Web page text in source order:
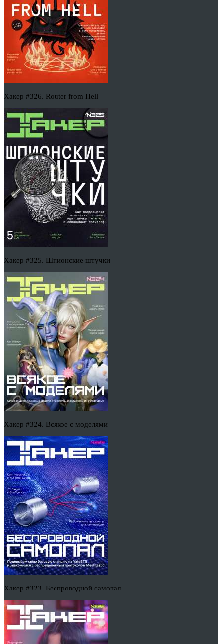
Хакер #326. Router from Hell
Хакер #325. Шпионские штучки
Хакер #324. Всякое с моделями
Хакер #323. Беспроводной самопал